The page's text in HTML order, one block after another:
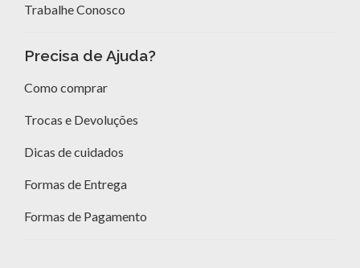
Trabalhe Conosco
Precisa de Ajuda?
Como comprar
Trocas e Devoluções
Dicas de cuidados
Formas de Entrega
Formas de Pagamento